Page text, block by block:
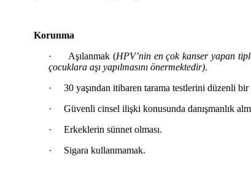
Korunma
·
Aşılanmak (HPV’nin en çok kanser yapan
çocuklara aşı yapılmasını önermektedir).
·
30 yaşından itibaren tarama testlerini düzenli bir
·
Güvenli cinsel ilişki konusunda danışmanlık
·
Erkeklerin sünnet olması.
·
Sigara kullanmamak.